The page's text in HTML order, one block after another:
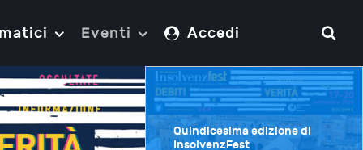
Eventi Accedi
Quindicesima edizione di
InsolvenzFest
Debiti e verità